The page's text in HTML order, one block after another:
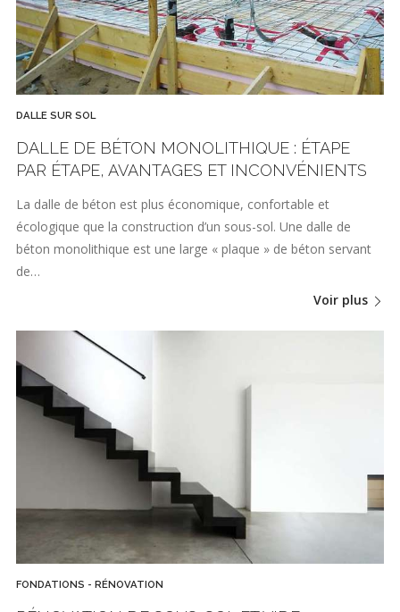
DALLE SUR SOL
DALLE DE BÉTON MONOLITHIQUE : ÉTAPE
PAR ÉTAPE, AVANTAGES ET INCONVÉNIENTS
La dalle de béton est plus économique, confortable et
écologique que la construction d’un sous-sol. Une dalle de
béton monolithique est une large « plaque » de béton servant
de…
Voir plus
FONDATIONS - RÉNOVATION